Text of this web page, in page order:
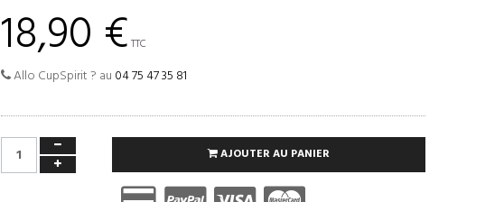
18,90 € TTC
Allo CupSpirit ? au 04 75 47 35 81
AJOUTER AU PANIER